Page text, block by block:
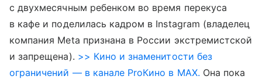
с двухмесячным ребенком во время перекуса
в кафе и поделилась кадром в Instagram (владелец
компания Meta признана в России экстремистской
и запрещена). >> Кино и знаменитости без
ограничений — в канале ProКино в MAX. Она пока